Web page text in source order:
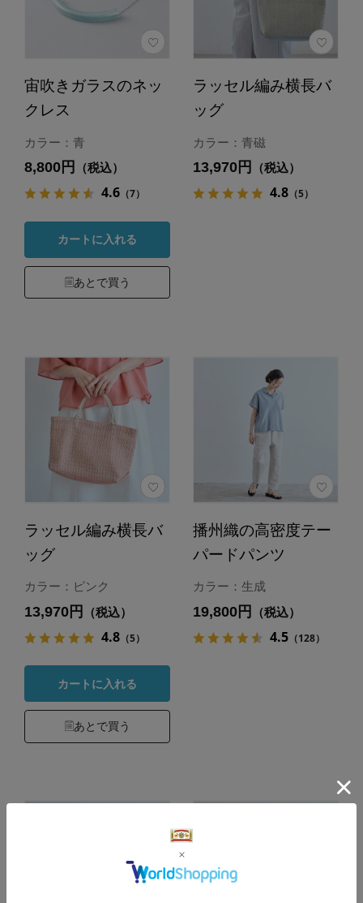
宙吹きガラスのネッ
クレス
カラー：青
8,800円 （税込）
4.6（7）
カートに入れる
あとで買う
ラッセル編み横長バ
ッグ
カラー：青磁
13,970円 （税込）
4.8（5）
ラッセル編み横長バ
ッグ
カラー：ピンク
13,970円 （税込）
4.8（5）
カートに入れる
あとで買う
播州織の高密度テー
パードパンツ
カラー：生成
19,800円 （税込）
4.5（128）